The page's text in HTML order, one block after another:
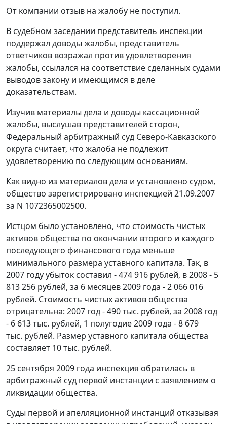
От компании отзыв на жалобу не поступил.
В судебном заседании представитель инспекции
поддержал доводы жалобы, представитель
ответчиков возражал против удовлетворения
жалобы, ссылался на соответствие сделанных судами
выводов закону и имеющимся в деле
доказательствам.
Изучив материалы дела и доводы кассационной
жалобы, выслушав представителей сторон,
Федеральный арбитражный суд Северо-Кавказского
округа считает, что жалоба не подлежит
удовлетворению по следующим основаниям.
Как видно из материалов дела и установлено судом,
общество зарегистрировано инспекцией 21.09.2007
за N 1072365002500.
Истцом было установлено, что стоимость чистых
активов общества по окончании второго и каждого
последующего финансового года меньше
минимального размера уставного капитала. Так, в
2007 году убыток составил - 474 916 рублей, в 2008 - 5
813 256 рублей, за 6 месяцев 2009 года - 2 066 016
рублей. Стоимость чистых активов общества
отрицательна: 2007 год - 490 тыс. рублей, за 2008 год
- 6 613 тыс. рублей, 1 полугодие 2009 года - 8 679
тыс. рублей. Размер уставного капитала общества
составляет 10 тыс. рублей.
25 сентября 2009 года инспекция обратилась в
арбитражный суд первой инстанции с заявлением о
ликвидации общества.
Суды первой и апелляционной инстанций отказывая